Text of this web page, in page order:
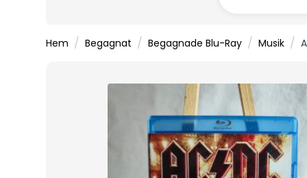
Hem Begagnat Begagnade Blu-Ray Musik